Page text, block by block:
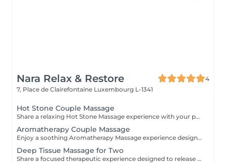
Nara Relax & Restore
4
7, Place de Clairefontaine Luxembourg L-1341
Hot Stone Couple Massage
Share a relaxing Hot Stone Massage experience with your partner, friend, or loved one. Smooth heated stones and warm oils help ease muscular tension while creating a calming and memorable wellness experience.
Aromatherapy Couple Massage
Enjoy a soothing Aromatherapy Massage experience designed for two. Carefully selected aromatic oils are combined with gentle, flowing massage techniques to create a deeply calming and enjoyable treatment. The natural fragrances help create a peaceful atmosphere, while the massage promotes relaxation and comfort. An ideal choice for couples, friends, or family members wishing to share a moment of tranquillity and well-being.
Deep Tissue Massage for Two
Share a focused therapeutic experience designed to release deep-seated tension and restore freedom of movement. Using slow, targeted pressure, this treatment works into deeper muscle layers and connective tissue, making it ideal for persistent tightness, physical strain, and active lifestyles.